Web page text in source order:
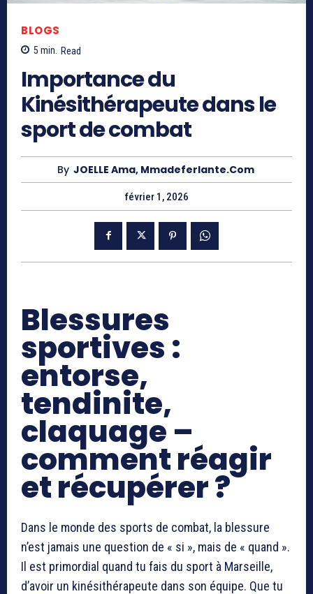
BLOGS
5 min. Read
Importance du
Kinésithérapeute dans le
sport de combat
By JOELLE Ama, Mmadeferlante.com
février 1, 2026
Blessures
sportives :
entorse,
tendinite,
claquage –
comment réagir
et récupérer ?
Dans le monde des sports de combat, la blessure
n’est jamais une question de « si », mais de « quand ».
Il est primordial quand tu fais du sport à Marseille,
d’avoir un kinésithérapeute dans son équipe. Que tu